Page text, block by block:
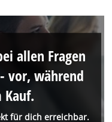
für dich erreichbar.
allen Fragen
vor, während
Kauf.